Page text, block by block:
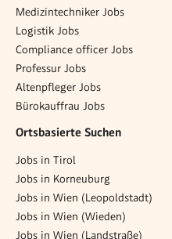
Medizintechniker Jobs
Logistik Jobs
Compliance officer Jobs
Professur Jobs
Altenpfleger Jobs
Bürokauffrau Jobs
Ortsbasierte Suchen
Jobs in Tirol
Jobs in Korneuburg
Jobs in Wien (Leopoldstadt)
Jobs in Wien (Wieden)
Jobs in Wien (Landstraße)